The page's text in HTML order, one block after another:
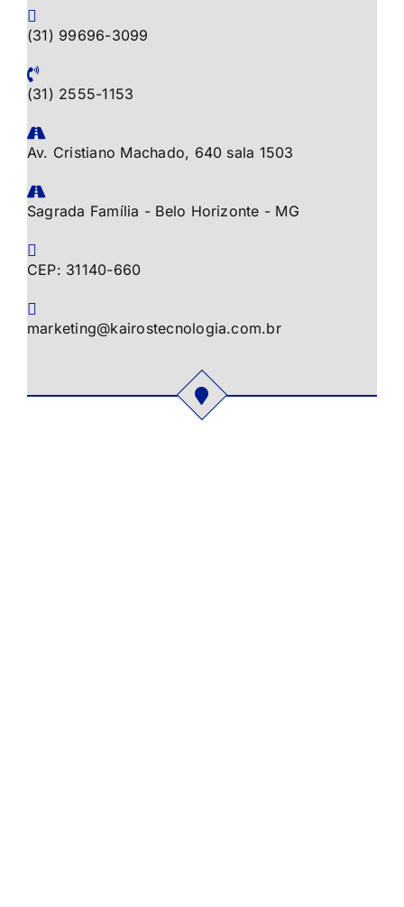
(31) 99696-3099
(31) 2555-1153
Av. Cristiano Machado, 640 sala 1503
Sagrada Família - Belo Horizonte - MG
CEP: 31140-660
marketing@kairostecnologia.com.br